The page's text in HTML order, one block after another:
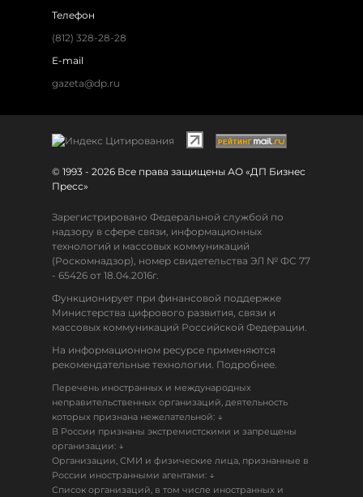
Телефон
(812) 328-28-28
E-mail
gazeta@dp.ru
© 1993 - 2026 Все права защищены АО «ДП Бизнес
Пресс»
Зарегистрировано Федеральной службой по
надзору в сфере связи, информационных
технологий и массовых коммуникаций
(Роскомнадзор), номер свидетельства ЭЛ № ФС 77
- 65426 от 18.04.2016г.
Функционирует при финансовой поддержке
Министерства цифрового развития, связи и
массовых коммуникаций Российской Федерации.
На информационном ресурсе применяются
рекомендательные технологии. Подробнее.
Перечень иностранных и международных
неправительственных организаций, деятельность
которых признана нежелательной: ↓
В России признаны экстремистскими и запрещены
организации: ↓
Организации, СМИ и физические лица, признанные в
России иностранными агентами: ↓
Список организаций, в том числе иностранных и